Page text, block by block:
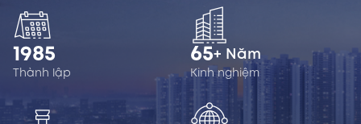
1985
Thành lập
65+ Năm
Kinh nghiệm